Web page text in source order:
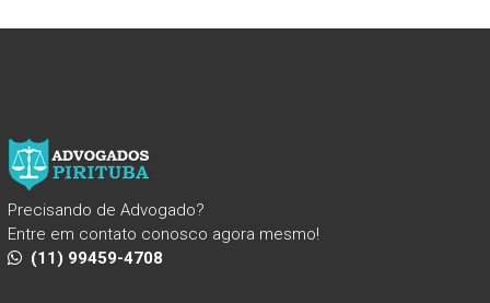
Precisando de Advogado?
Entre em contato conosco agora mesmo!
(11) 99459-4708